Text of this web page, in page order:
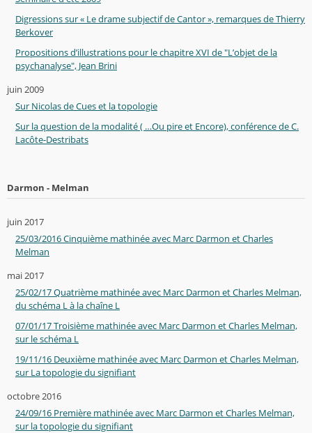
Digressions sur « Le drame subjectif de Cantor », remarques de Thierry
Berkover
Propositions d’illustrations pour le chapitre XVI de "L’objet de la
psychanalyse", Jean Brini
juin 2009
Sur Nicolas de Cues et la topologie
Sur la question de la modalité ( …Ou pire et Encore), conférence de C.
Lacôte-Destribats
Darmon - Melman
juin 2017
25/03/2016 Cinquième mathinée avec Marc Darmon et Charles
Melman
mai 2017
25/02/17 Quatrième mathinée avec Marc Darmon et Charles Melman,
du schéma L à la chaîne L
07/01/17 Troisième mathinée avec Marc Darmon et Charles Melman,
sur le schéma L
19/11/16 Deuxième mathinée avec Marc Darmon et Charles Melman,
sur La topologie du signifiant
octobre 2016
24/09/16 Première mathinée avec Marc Darmon et Charles Melman,
sur la topologie du signifiant